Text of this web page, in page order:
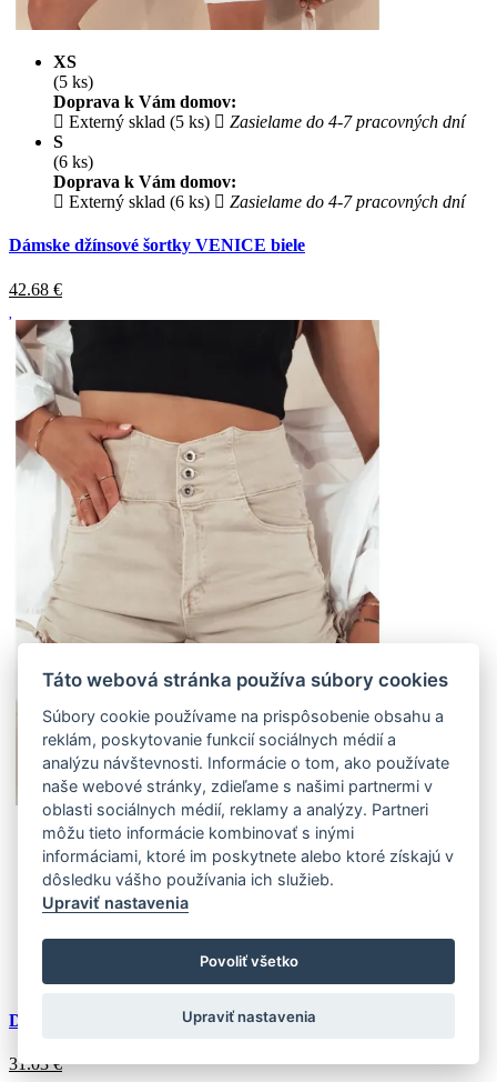
XS
(5 ks)
Doprava k Vám domov:
Externý sklad (5 ks)
Zasielame do 4-7 pracovných dní
S
(6 ks)
Doprava k Vám domov:
Externý sklad (6 ks)
Zasielame do 4-7 pracovných dní
Dámske džínsové šortky VENICE biele
42.68 €
XS
(3 ks)
Doprava k Vám domov:
Externý sklad (3 ks)
S
(6 ks)
Doprava k Vám domov:
Zasielame do 4-7 pracovných dní
Dámske šortky MERA béžová
31.03€
Táto webová stránka používa súbory cookies
Súbory cookie používame na prispôsobenie obsahu a
reklám, poskytovanie funkcií sociálnych médií a
analýzu návštevnosti. Informácie o tom, ako používate
naše webové stránky, zdieľame s našimi partnermi v
oblasti sociálnych médií, reklamy a analýzy. Partneri
môžu tieto informácie kombinovať s inými
informáciami, ktoré im poskytnete alebo ktoré získajú v
dôsledku vášho používania ich služieb.
Upraviť nastavenia
Povoliť všetko
Upraviť nastavenia